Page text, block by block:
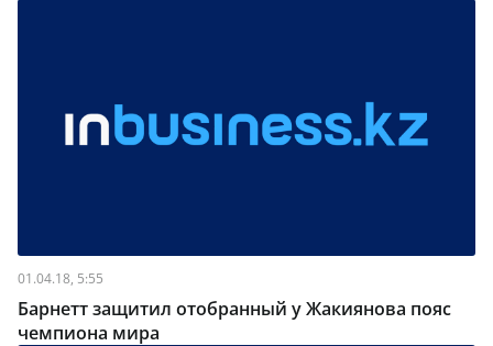
01.04.18, 5:55
Барнетт защитил отобранный у Жакиянова пояс
чемпиона мира